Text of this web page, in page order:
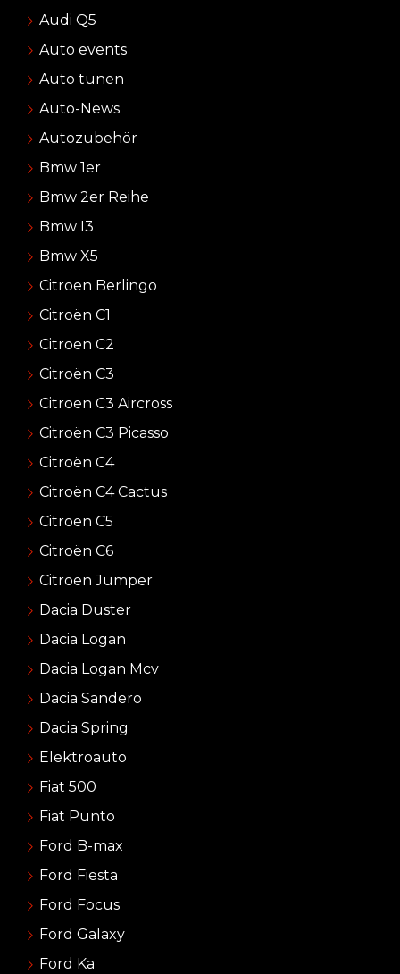
Audi Q5
Auto events
Auto tunen
Auto-News
Autozubehör
Bmw 1er
Bmw 2er Reihe
Bmw I3
Bmw X5
Citroen Berlingo
Citroën C1
Citroen C2
Citroën C3
Citroen C3 Aircross
Citroën C3 Picasso
Citroën C4
Citroën C4 Cactus
Citroën C5
Citroën C6
Citroën Jumper
Dacia Duster
Dacia Logan
Dacia Logan Mcv
Dacia Sandero
Dacia Spring
Elektroauto
Fiat 500
Fiat Punto
Ford B-max
Ford Fiesta
Ford Focus
Ford Galaxy
Ford Ka